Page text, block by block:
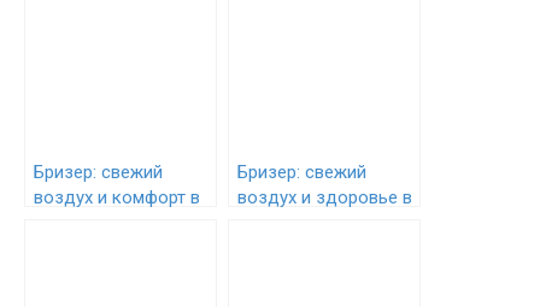
Бризер: свежий
воздух и комфорт в
Бризер: свежий
воздух и здоровье в